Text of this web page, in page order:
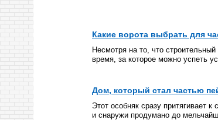
Какие ворота выбрать для
Несмотря на то, что
время, за которое можно успеть
Дом, который стал частью
Этот особняк сразу
и снаружи продумано до